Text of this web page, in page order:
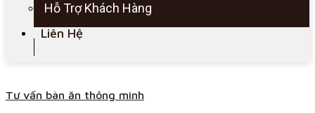
Hỗ Trợ Khách Hàng
Liên Hệ
Tư vấn bàn ăn thông minh